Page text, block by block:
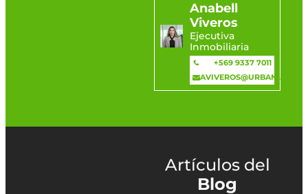
Anabell
Viveros
Ejecutiva
Inmobiliaria
+569 9337 7011
AVIVEROS@URBANI.CL
Artículos del
Blog